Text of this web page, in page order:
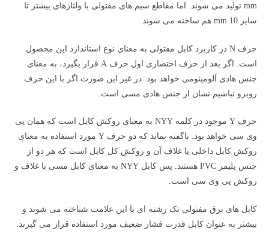
mm تولید می شوند. اما مقاطع سیم های مفتولی با ولتاژهای بیشتر تا
سایز 10 mm هم ساخته می شوند.
حرف N در کاربرد کابل مفتولی به معنای نوع استاندارد این محصول
است. اگر بعد از حرف اختصاری اول حرف A قرار بگیرد، به معنای
جنس هادی آلومینومی خواهد بود. در غیر این صورت اگر با این حرف
روبرو نباشیم نشان از جنس هادی مسی است.
حرف Y موجود در کلمه NYY به معنای روکش کابل است که همان پی
وی سی خواهد بود. ناگفته نماند که دو حرف Y مورد استفاده به معنای
روکش کابل داخلی یا غلاف آن و روکش کل کابل است که هر دو از
جنس پلیمر PVC هستند. پس کابل NYY به معنای کابل مسی با غلاف و
روکش پی وی سی است.
کابل های برق مفتولی تک رشته ای با این علامت شناخته می شوند و
بیشتر به عنوان کابل قدرت فشار ضعیف مورد استفاده قرار می گیرند.